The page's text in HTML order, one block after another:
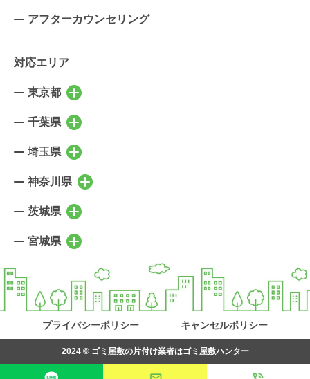
アフターカウンセリング
対応エリア
東京都 東京都の市区町村を表示
千代田区
墨田区
品川区
渋谷区
北区 荒川区
板橋区 練馬区
足立区 葛飾区
江戸川区 立川市
武蔵野市
千葉県 千葉県の市区町村を表示
千葉市稲毛区
千葉市美浜区
市川市
習志野市
柏市
松戸市 白井市
鎌ヶ谷市 八千代市
印西市 成田市
埼玉県 埼玉県の市区町村を表示
さいたま市北区
さいたま市桜区
さいたま市南区
蕨市
上尾市
北本市 鴻巣市
行田市 羽生市
加須市
神奈川県 神奈川県の市区町村を表示
横浜市鶴見区
横浜市南区
横浜市金沢区
横浜市港北区 横浜市緑区
横浜市青葉区 横浜市都筑区
横浜市泉区 横浜市瀬谷区
茨城県 茨城県の市区町村を表示
水戸市
北茨城市
常陸太田市 常陸大宮市
那珂市 土浦市
取手市 守谷市
宮城県 宮城県の市区町村を表示
仙台市宮城野区
仙台市若林区 仙台市太白区
仙台市泉区 塩竈市
名取市 多賀城市
岩沼市 富谷市
松島町
プライバシーポリシー キャンセルポリシー
2024 © ゴミ屋敷の片付け業者はゴミ屋敷ハンター